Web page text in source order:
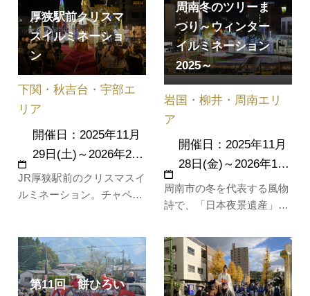
を開催します。山口デステ
ィネーションキャンペーン
(DC)プレキャンペーンのイ
ベントとして山口県の観光
PR展示や県内の特産品・
ます。山口…
厚狭駅前クリスマ
スイルミネーショ
ン
JR厚狭駅前のクリスマスイ
ルミネーション。チャペル
す。開催期間中には、イベ
ントも催されます。
下関・秋吉台・宇部エ
リア
開催日：2025年11月
29日(土)～2026年2…
周南冬のツリーま
つり～ウィンター
イルミネーション
2025～
周南市の冬を代表する風物
詩で、「日本夜景遺産」に
ツリー祭り。JR徳山駅前一
帯が約100万球の色とりど
りのLEDで彩られ、街全体
がクリスマスムードに包ま
岩国・柳井・周南エリ
ア
開催日：2025年11月
28日(金)～2026年1…
第11回 餅ひろい